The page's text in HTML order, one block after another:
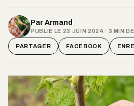
Par Armand
PUBLIÉ LE 23 JUIN 2024 · 3 MIN
PARTAGER FACEBOOK